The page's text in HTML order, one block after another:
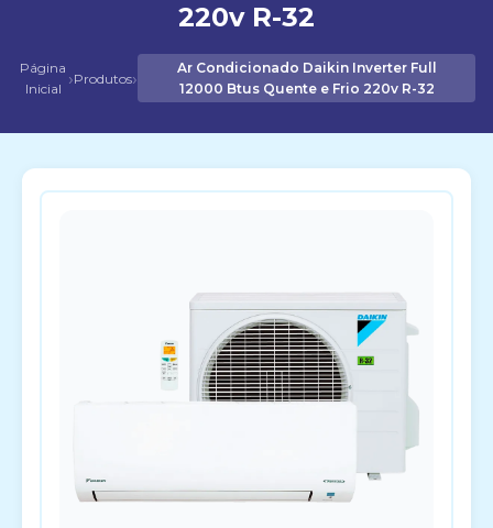
220v R-32
Página
Inicial ›Produtos›
Ar Condicionado Daikin Inverter Full
12000 Btus Quente e Frio 220v R-32